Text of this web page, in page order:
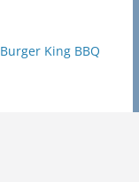
Burger King BBQ